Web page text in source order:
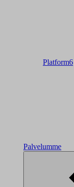
Platform6
Palvelumme